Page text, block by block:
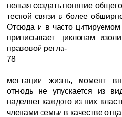
нельзя создать понятие
тесной связи в более
Отсюда и в часто
приписывает циклопам
правовой регла-
78
ментации жизнь, момент
отнюдь не упускается из
наделяет каждого из них
членами семьи в качестве